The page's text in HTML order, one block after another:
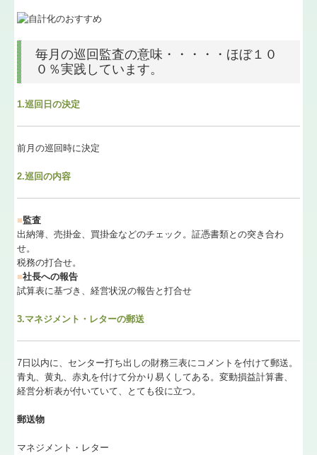
毎月の巡回監査の意味・・・・・ほぼ１０
０％実践しています。
1.巡回日の決定
前月の巡回時に決定
2.巡回の内容
■監査
出納簿、売掛金、買掛金などのチェック。証憑書類との突き合わ
せ。
税務の打合せ。
■社長への報告
試算表に基づき、経営状況の報告と打合せ
3.マネジメント・レターの郵送
7日以内に、センター打ち出しの財務三表にコメントを付けて郵送。
青丸、黄丸、赤丸を付けて分かり易くしてある。変動損益計算書、
経営分析表が付いていて、とても役に立つ。
郵送物
マネジメント・レター